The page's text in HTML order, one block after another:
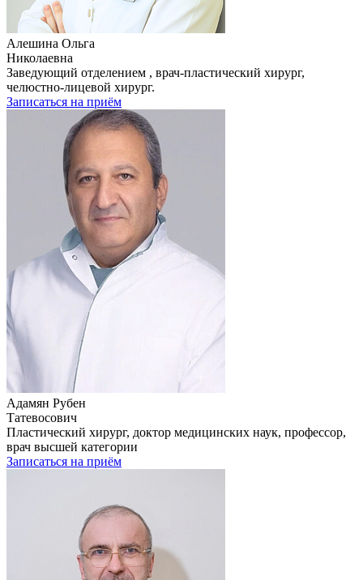
Алешина Ольга
Николаевна
Заведующий отделением , врач-пластический хирург,
челюстно-лицевой хирург.
Записаться на приём
Адамян Рубен
Татевосович
Пластический хирург, доктор медицинских наук, профессор,
врач высшей категории
Записаться на приём